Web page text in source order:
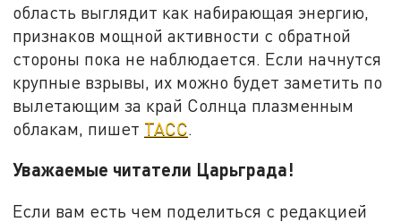
область выглядит как набирающая энергию,
признаков мощной активности с обратной
стороны пока не наблюдается. Если начнутся
крупные взрывы, их можно будет заметить по
вылетающим за край Солнца плазменным
облакам, пишет ТАСС
Уважаемые читатели Царьграда!
Если вам есть чем поделиться с редакцией